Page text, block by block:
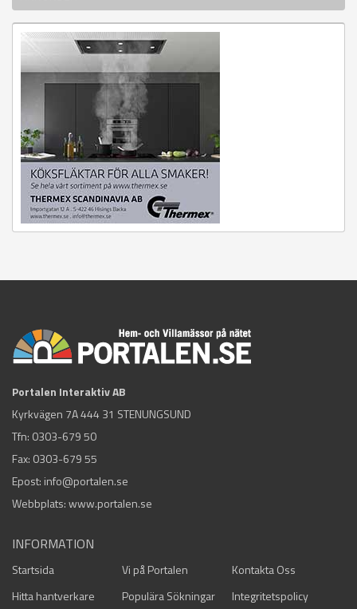
Portalen Interaktiv AB
Kyrkvägen 7A 444 31 STENUNGSUND
Tfn: 0303-679 50
Fax: 0303-679 55
Epost: info@portalen.se
Webbplats: www.portalen.se
INFORMATION
Startsida Vi på Portalen
Kontakta Oss
Hitta hantverkare
Populära Sökningar Integritetspolicy